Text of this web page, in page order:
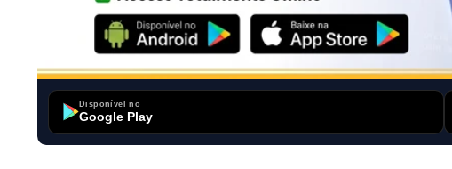
Disponível no
Google Play